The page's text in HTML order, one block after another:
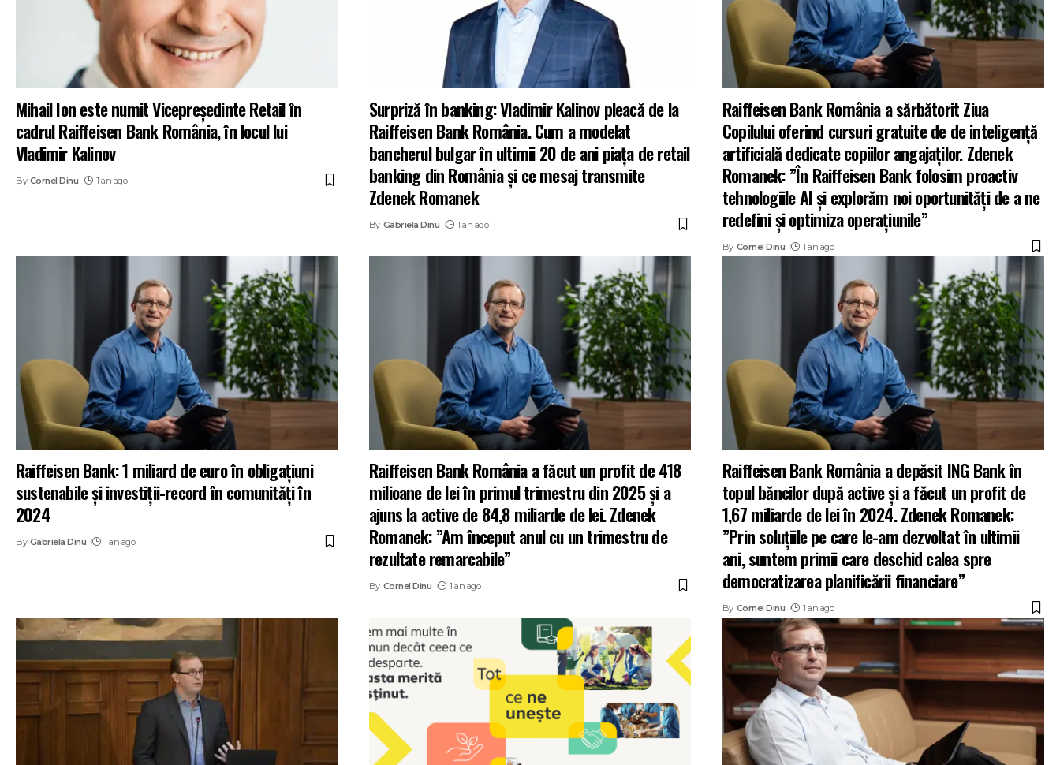
Mihail Ion este numit Vicepreședinte Retail în
cadrul Raiffeisen Bank România, în locul lui
Vladimir Kalinov
By Cornel Dinu 1 an ago
Surpriză în banking: Vladimir Kalinov pleacă de la
Raiffeisen Bank România. Cum a modelat
bancherul bulgar în ultimii 20 de ani piața de retail
banking din România și ce mesaj transmite
Zdenek Romanek
By Gabriela Dinu 1 an ago
Raiffeisen Bank România a sărbătorit Ziua
Copilului oferind cursuri gratuite de de inteligență
artificială dedicate copiilor angajaților. Zdenek
Romanek: ”În Raiffeisen Bank folosim proactiv
tehnologiile AI și explorăm noi oportunități de a ne
redefini și optimiza operațiunile”
By Cornel Dinu 1 an ago
Raiffeisen Bank: 1 miliard de euro în obligațiuni
sustenabile și investiții-record în comunități în
2024
By Gabriela Dinu 1 an ago
Raiffeisen Bank România a făcut un profit de 418
milioane de lei în primul trimestru din 2025 și a
ajuns la active de 84,8 miliarde de lei. Zdenek
Romanek: ”Am început anul cu un trimestru de
rezultate remarcabile”
By Cornel Dinu 1 an ago
Raiffeisen Bank România a depăsit ING Bank în
topul băncilor după active și a făcut un profit de
1,67 miliarde de lei în 2024. Zdenek Romanek:
”Prin soluțiile pe care le-am dezvoltat în ultimii
ani, suntem primii care deschid calea spre
democratizarea planificării financiare”
By Cornel Dinu 1 an ago